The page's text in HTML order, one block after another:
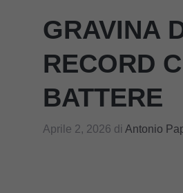
GRAVINA
RECORD
BATTERE
Aprile 2, 2026 di Antonio